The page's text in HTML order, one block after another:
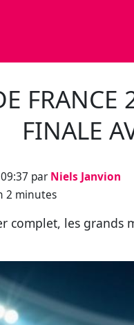
FRANCE
FINALE
par Niels Janvion
2 minutes
complet, les grands